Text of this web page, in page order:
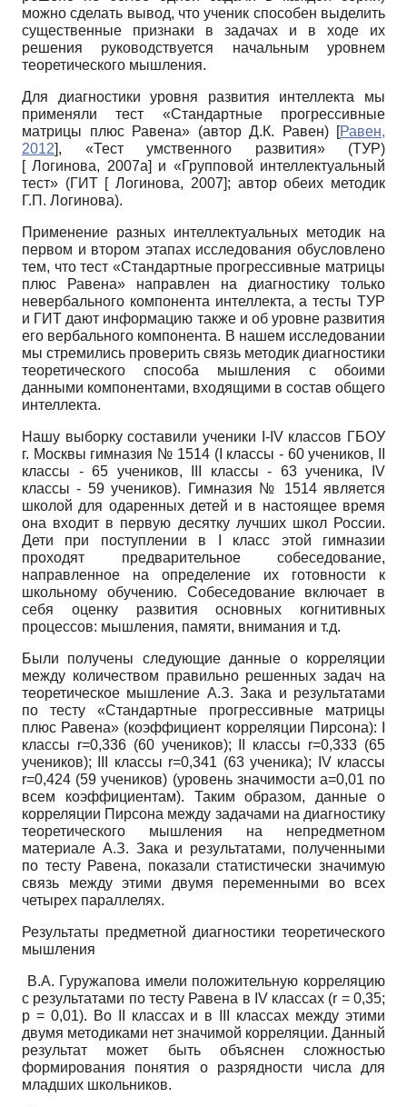
можно сделать вывод, что ученик способен выделить
существенные признаки в задачах и в ходе их
решения руководствуется начальным уровнем
теоретического мышления.
Для диагностики уровня развития интеллекта мы
применяли тест «Стандартные прогрессивные
матрицы плюс Равена» (автор Д.К. Равен) [Равен,
2012], «Тест умственного развития» (ТУР)
[Логинова, 2007а] и «Групповой интеллектуальный
тест» (ГИТ [Логинова, 2007]; автор обеих методик
Г.П. Логинова).
Применение разных интеллектуальных методик на
первом и втором этапах исследования обусловлено
тем, что тест «Стандартные прогрессивные матрицы
плюс Равена» направлен на диагностику только
невербального компонента интеллекта, а тесты ТУР
и ГИТ дают информацию также и об уровне развития
его вербального компонента. В нашем исследовании
мы стремились проверить связь методик диагностики
теоретического способа мышления с обоими
данными компонентами, входящими в состав общего
интеллекта.
Нашу выборку составили ученики -IVклассов ГБОУ
г. Москвы гимназия № 1514 (I классы - 60 учеников, II
классы - 65 учеников, III классы - 63 ученика, IV
классы - 59 учеников). Гимназия № 1514 является
школой для одаренных детей и в настоящее время
она входит в первую десятку лучших школ России.
Дети при поступлении в
класс этой гимназии
проходят предварительное собеседование,
направленное на определение их готовности к
школьному обучению. Собеседование включает в
себя оценку развития основных когнитивных
процессов: мышления, памяти, внимания и т.д.
Были получены следующие данные о корреляции
между количеством правильно решенных задач на
теоретическое мышление А.З. Зака и результатами
по тесту «Стандартные прогрессивные матрицы
плюс Равена» (коэффициент корреляции Пирсона):
классы r=0,336 (60 учеников); классы r=0,333 (65
учеников);
классы r=0,341 (63 ученика); IVклассы
r=0,424 (59 учеников) (уровень значимости а=0,01 по
всем коэффициентам). Таким образом, данные о
корреляции Пирсона между задачами на диагностику
теоретического мышления на непредметном
материале А.З. Зака и результатами, полученными
по тесту Равена, показали статистически значимую
связь между этими двумя переменными во всех
четырех параллелях.
Результаты предметной диагностики теоретического
мышления
В.А. Гуружапова имели положительную корреляцию
с результатами по тесту Равена в IVклассах (r = 0,35;
p = 0,01). Во классах и в
классах между этими
двумя методиками нет значимой корреляции. Данный
результат может быть объяснен сложностью
формирования понятия о разрядности числа для
младших школьников.